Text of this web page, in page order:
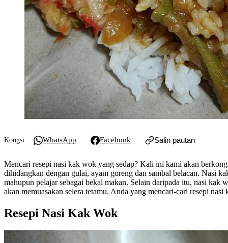
Kongsi WhatsApp Facebook Salin pautan
Mencari resepi nasi kak wok yang sedap? Kali ini kami akan
dihidangkan dengan gulai, ayam goreng dan sambal belacan. Nasi
mahupun pelajar sebagai bekal makan. Selain daripada itu, nasi
akan memuasakan selera tetamu. Anda yang mencari-cari resepi
Resepi Nasi Kak Wok